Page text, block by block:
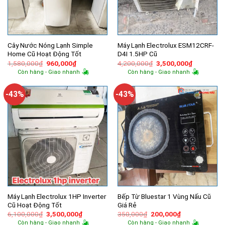
Cây Nước Nóng Lạnh Simple
Home Cũ Hoạt Động Tốt
1,580,000₫ Giá
gốc
là:
960,000₫Giá
hiện
tại
960,000₫.
Còn hàng - Giao nhanh
Máy Lạnh Electrolux ESM12CRF-
D4I 1.5HP Cũ
4,200,000₫ Giá
gốc
là:
3,500,000₫Giá
hiện
tại
Còn hàng - Giao nhanh
-43%
Máy Lạnh Electrolux 1HP Inverter
Cũ Hoạt Động Tốt
6,100,000₫ Giá
gốc
3,500,000₫Giá
hiện
Còn hàng - Giao nhanh
-43%
Bếp Từ Bluestar 1 Vùng Nấu Cũ
Giá Rẻ
350,000₫ Giá
gốc
200,000₫Giá
hiện
Còn hàng - Giao nhanh